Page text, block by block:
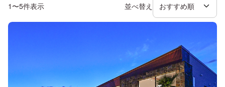
1〜5件表示 並べ替え